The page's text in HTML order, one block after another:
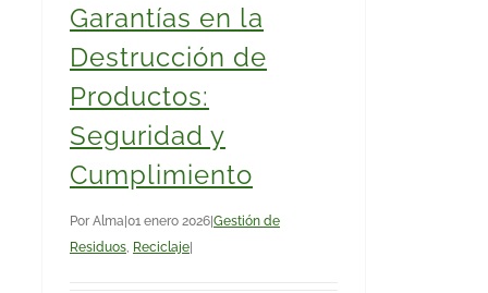
Garantías en la
Destrucción de
Productos:
Seguridad y
Cumplimiento
Por Alma|01 enero 2026|Gestión de
Residuos Reciclaje|